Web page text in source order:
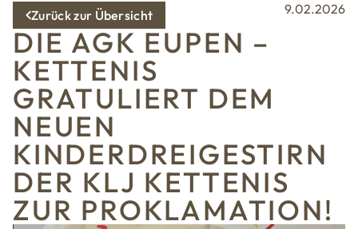
Zurück zur Übersicht 9.02.2026
DIE AGK EUPEN –
KETTENIS
GRATULIERT DEM
NEUEN
KINDERDREIGESTIRN
DER KLJ KETTENIS
ZUR PROKLAMATION!